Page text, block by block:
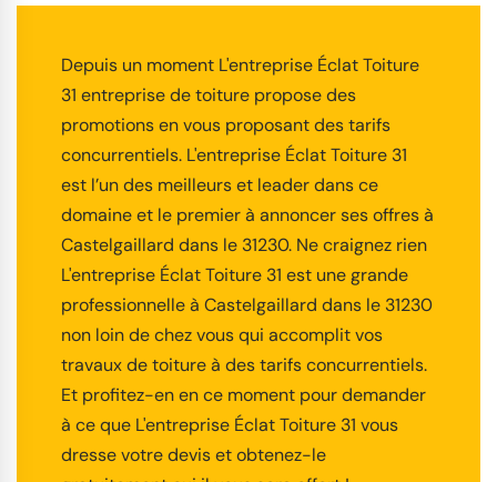
Depuis un moment L'entreprise Éclat Toiture
31 entreprise de toiture propose des
promotions en vous proposant des tarifs
concurrentiels. L'entreprise Éclat Toiture 31
est l’un des meilleurs et leader dans ce
domaine et le premier à annoncer ses offres à
Castelgaillard dans le 31230. Ne craignez rien
L'entreprise Éclat Toiture 31 est une grande
professionnelle à Castelgaillard dans le 31230
non loin de chez vous qui accomplit vos
travaux de toiture à des tarifs concurrentiels.
Et profitez-en en ce moment pour demander
à ce que L'entreprise Éclat Toiture 31 vous
dresse votre devis et obtenez-le